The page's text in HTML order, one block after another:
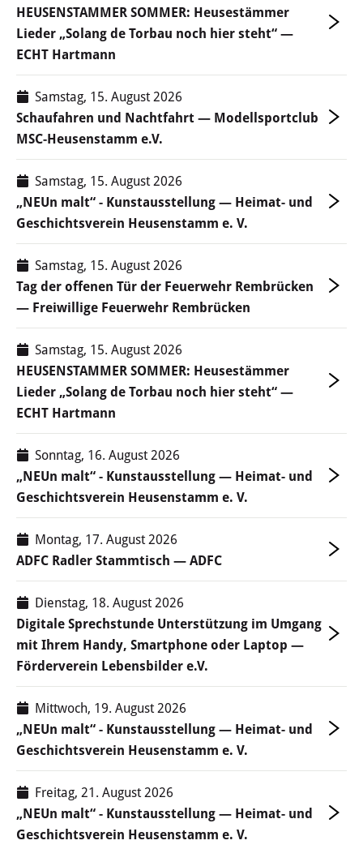
HEUSENSTAMMER SOMMER: Heusestämmer
Lieder „Solang de Torbau noch hier steht“ —
ECHT Hartmann
Samstag, 15. August 2026
Schaufahren und Nachtfahrt — Modellsportclub
MSC-Heusenstamm e.V.
Samstag, 15. August 2026
„NEUn malt“ - Kunstausstellung — Heimat- und
Geschichtsverein Heusenstamm e. V.
Samstag, 15. August 2026
Tag der offenen Tür der Feuerwehr Rembrücken
— Freiwillige Feuerwehr Rembrücken
Samstag, 15. August 2026
HEUSENSTAMMER SOMMER: Heusestämmer
Lieder „Solang de Torbau noch hier steht“ —
ECHT Hartmann
Sonntag, 16. August 2026
„NEUn malt“ - Kunstausstellung — Heimat- und
Geschichtsverein Heusenstamm e. V.
Montag, 17. August 2026
ADFC Radler Stammtisch — ADFC
Dienstag, 18. August 2026
Digitale Sprechstunde Unterstützung im Umgang
mit Ihrem Handy, Smartphone oder Laptop —
Förderverein Lebensbilder e.V.
Mittwoch, 19. August 2026
„NEUn malt“ - Kunstausstellung — Heimat- und
Geschichtsverein Heusenstamm e. V.
Freitag, 21. August 2026
„NEUn malt“ - Kunstausstellung — Heimat- und
Geschichtsverein Heusenstamm e. V.
Übernachten & Gastronomie
Sehenswürdigkeiten
Stadtführungen
Stadtgeschichte
Hessische Apfelwein- und
Obstwiesenroute
Über Heusenstamm
Zahlen, Daten und Fakten
Partnerstädte
Patenschaften
Bürgerbeteiligung & Engagement
LEBEN & WOHNEN
Familie & Kinder
Schulen
Jugendzentrum
Frauenbüro
Senioren
Leon-Hilfe-Inseln
Soziales & Gesundheit
Besondere Lebenslagen